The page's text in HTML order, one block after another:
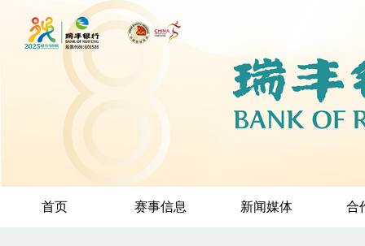
首页 赛事信息 新闻媒体 合